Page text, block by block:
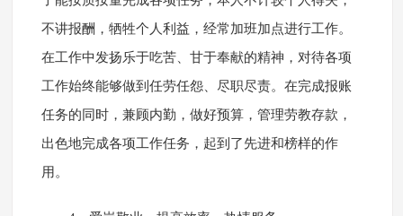
不讲报酬，牺牲个人利益，经常加班加点进行工作。
在工作中发扬乐于吃苦、甘于奉献的精神，对待各项
工作始终能够做到任劳任怨、尽职尽责。在完成报账
任务的同时，兼顾内勤，做好预算，管理劳教存款，
出色地完成各项工作任务，起到了先进和榜样的作
用。